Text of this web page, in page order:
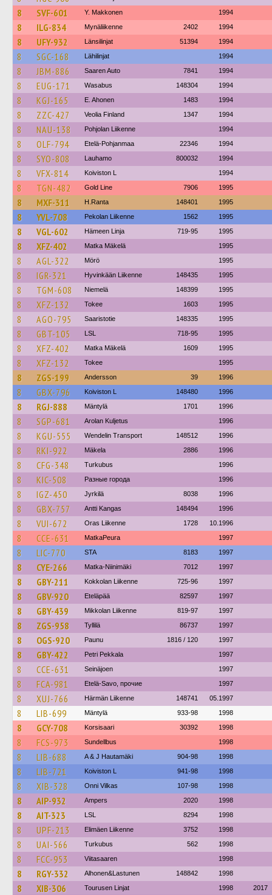
8 SVF-601 Y. Makkonen 1994
8 ILG-834 Mynäliikenne 2402 1994
8 UFY-932 Länsilinjat 51394 1994
8 SGC-168 Lähilinjat 1994
8 JBM-886 Saaren Auto 7841 1994
8 EUG-171 Wasabus 148304 1994
8 KGJ-165 E. Ahonen 1483 1994
8 ZZC-427 Veolia Finland 1347 1994
8 NAU-138 Pohjolan Liikenne 1994
8 OLF-794 Etelä-Pohjanmaa 22346 1994
8 SYO-808 Lauhamo 800032 1994
8 VFX-814 Koiviston L 1994
8 TGN-482 Gold Line 7906 1995
8 MXF-311 H.Ranta 148401 1995
8 YVL-708 Pekolan Liikenne 1562 1995
8 VGL-602 Hämeen Linja 719-95 1995
8 XFZ-402 Matka Mäkelä 1995
8 AGL-322 Mörö 1995
8 IGR-321 Hyvinkään Liikenne 148435 1995
8 TGM-608 Niemelä 148399 1995
8 XFZ-132 Tokee 1603 1995
8 AGO-795 Saaristotie 148335 1995
8 GBT-105 LSL 718-95 1995
8 XFZ-402 Matka Mäkelä 1609 1995
8 XFZ-132 Tokee 1995
8 ZGS-199 Andersson 39 1996
8 GBX-796 Koiviston L 148480 1996
8 RGJ-888 Mäntylä 1701 1996
8 SGP-681 Arolan Kuljetus 1996
8 KGU-555 Wendelin Transport 148512 1996
8 RKI-922 Mäkela 2886 1996
8 CFG-348 Turkubus 1996
8 KIC-508 Разные города 1996
8 IGZ-450 Jyrkilä 8038 1996
8 GBX-757 Antti Kangas 148494 1996
8 VUI-672 Oras Liikenne 1728 10.1996
8 CCE-631 MatkaPeura 1997
8 LIC-770 STA 8183 1997
8 CYE-266 Matka-Niinimäki 7012 1997
8 GBY-211 Kokkolan Liikenne 725-96 1997
8 GBV-920 Eteläpää 82597 1997
8 GBY-439 Mikkolan Liikenne 819-97 1997
8 ZGS-958 Tyllilä 86737 1997
8 OGS-920 Paunu 1816 / 120 1997
8 GBY-422 Petri Pekkala 1997
8 CCE-631 Seinäjoen 1997
8 FCA-981 Etelä-Savo, прочие 1997
8 XUJ-766 Härmän Liikenne 148741 05.1997
8 LIB-699 Mäntylä 933-98 1998
8 GCY-708 Korsisaari 30392 1998
8 FCS-973 Sundellbus 1998
8 LIB-688 A & J Hautamäki 904-98 1998
8 LIB-721 Koiviston L 941-98 1998
8 XIB-328 Onni Vilkas 107-98 1998
8 AIP-932 Ampers 2020 1998
8 AIT-323 LSL 8294 1998
8 UPF-213 Elimäen Liikenne 3752 1998
8 UAI-566 Turkubus 562 1998
8 FCC-953 Viitasaaren 1998
8 RGY-332 Alhonen&Lastunen 148842 1998
8 XIB-306 Tourusen Linjat 1998 2017